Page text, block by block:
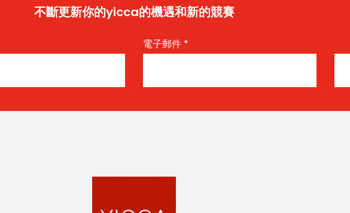
不斷更新你的yicca的機遇和新的競賽
電子郵件 *